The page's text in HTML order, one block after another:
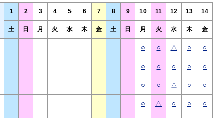
1 2 3 4 5 6 7 8 9 10 11 12 13 14
土 日 月 火 水 木 金 土 日 月 火 水 木 金
○ ○ △ ○ ○
○ ○ ○ ○ ○
○ ○ △ ○ ○
○ △ ○ ○ ○